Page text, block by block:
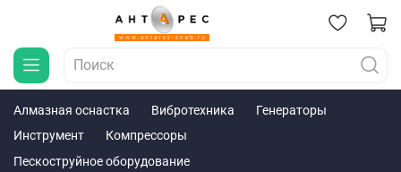
Алмазная оснастка Вибротехника
Генераторы
Инструмент
Компрессоры
Пескоструйное оборудование